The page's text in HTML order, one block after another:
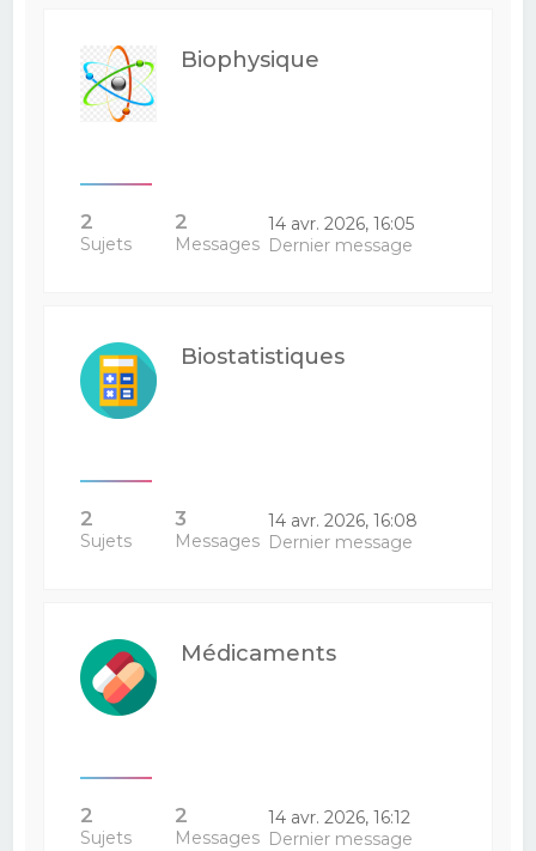
Biophysique
2
Sujets
2
Messages
14 avr. 2026, 16:05
Dernier message
Biostatistiques
2
Sujets
3
Messages
14 avr. 2026, 16:08
Dernier message
Médicaments
2
Sujets
2
Messages
14 avr. 2026, 16:12
Dernier message